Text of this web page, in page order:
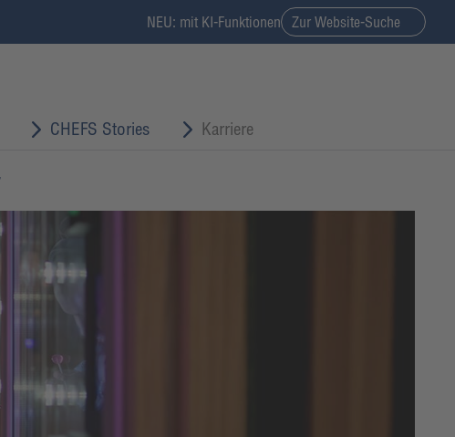
NEU: mit KI-Funktionen Zur Website-Suche
CHEFS Stories Karriere